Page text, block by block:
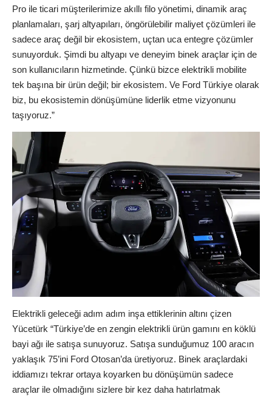
Pro ile ticari müşterilerimize akıllı filo yönetimi, dinamik araç
planlamaları, şarj altyapıları, öngörülebilir maliyet çözümleri ile
sadece araç değil bir ekosistem, uçtan uca entegre çözümler
sunuyorduk. Şimdi bu altyapı ve deneyim binek araçlar için de
son kullanıcıların hizmetinde. Çünkü bizce elektrikli mobilite
tek başına bir ürün değil; bir ekosistem. Ve Ford Türkiye olarak
biz, bu ekosistemin dönüşümüne liderlik etme vizyonunu
taşıyoruz.”
Elektrikli geleceği adım adım inşa ettiklerinin altını çizen
Yücetürk “Türkiye’de en zengin elektrikli ürün gamını en köklü
bayi ağı ile satışa sunuyoruz. Satışa sunduğumuz 100 aracın
yaklaşık 75’ini Ford Otosan’da üretiyoruz. Binek araçlardaki
iddiamızı tekrar ortaya koyarken bu dönüşümün sadece
araçlar ile olmadığını sizlere bir kez daha hatırlatmak